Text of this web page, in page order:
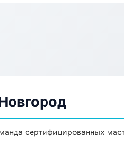
сертифицированных